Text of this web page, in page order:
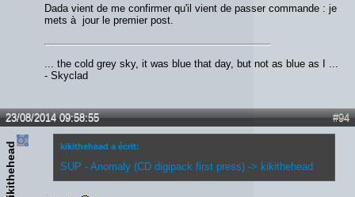
Dada vient de me confirmer qu'il vient de passer commande : je
mets à jour le premier post.
... the cold grey sky, it was blue that day, but not as blue as I ...
- Skyclad
#94
23/08/2014 09:58:55
kikithehead kikithehead a écrit:
SUP - Anomaly (CD digipack first press) -> kikithehead